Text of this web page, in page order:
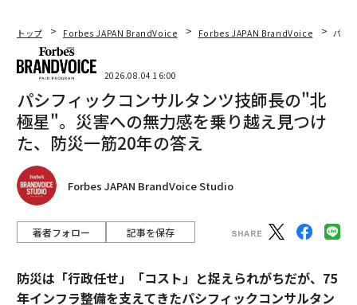
トップ Forbes JAPAN BrandVoice Forbes JAPAN BrandVoice パシ
2026.08.04 16:00
パシフィックコンサルタンツ技師長の"北
極星"。災害への無力感を乗り越え見つけ
た、防災一筋20年の答え
Forbes JAPAN BrandVoice Studio
著者フォロー 記事を保存
防災は「行政任せ」「コスト」と捉えられがちだが、75
年インフラ整備を支えてきたパシフィックコンサルタン